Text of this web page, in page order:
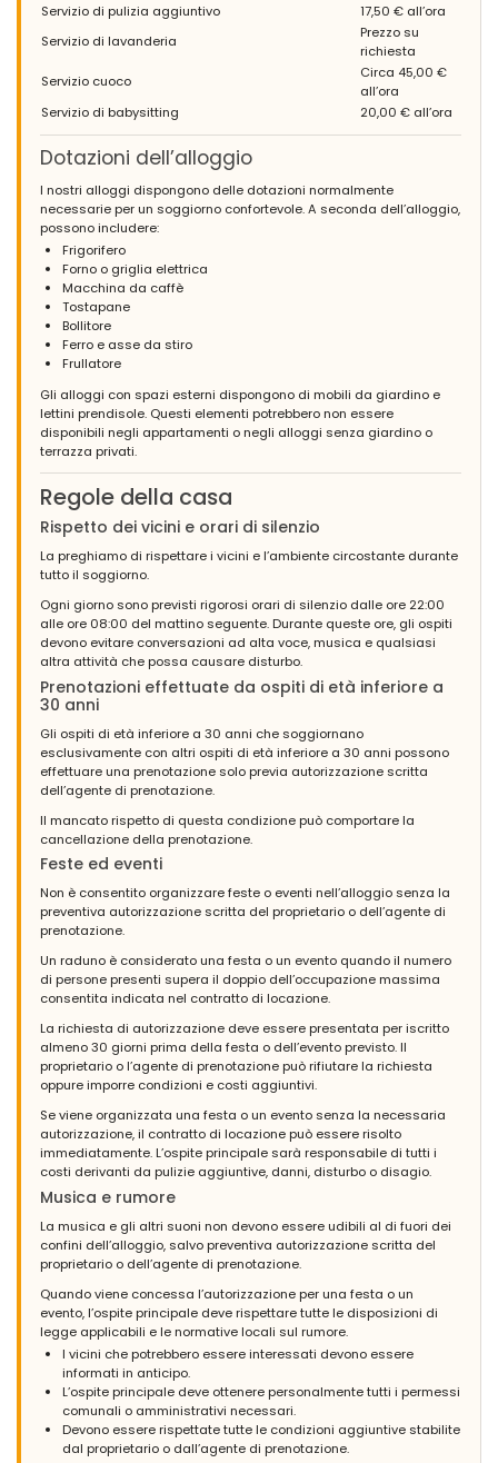
Servizio di pulizia aggiuntivo
17,50 € all’ora
Servizio di lavanderia
Prezzo su
richiesta
Servizio cuoco
Circa 45,00 €
all’ora
Servizio di babysitting
20,00 € all’ora
Dotazioni dell’alloggio
I nostri alloggi dispongono delle dotazioni normalmente
necessarie per un soggiorno confortevole. A seconda dell’alloggio,
possono includere:
Frigorifero
Forno o griglia elettrica
Macchina da caffè
Tostapane
Bollitore
Ferro e asse da stiro
Frullatore
Gli alloggi con spazi esterni dispongono di mobili da giardino e
lettini prendisole. Questi elementi potrebbero non essere
disponibili negli appartamenti o negli alloggi senza giardino o
terrazza privati.
Regole della casa
Rispetto dei vicini e orari di silenzio
La preghiamo di rispettare i vicini e l’ambiente circostante durante
tutto il soggiorno.
Ogni giorno sono previsti rigorosi orari di silenzio dalle ore 22:00
alle ore 08:00 del mattino seguente. Durante queste ore, gli ospiti
devono evitare conversazioni ad alta voce, musica e qualsiasi
altra attività che possa causare disturbo.
Prenotazioni effettuate da ospiti di età inferiore a
30 anni
Gli ospiti di età inferiore a 30 anni che soggiornano
esclusivamente con altri ospiti di età inferiore a 30 anni possono
effettuare una prenotazione solo previa autorizzazione scritta
dell’agente di prenotazione.
Il mancato rispetto di questa condizione può comportare la
cancellazione della prenotazione.
Feste ed eventi
Non è consentito organizzare feste o eventi nell’alloggio senza la
preventiva autorizzazione scritta del proprietario o dell’agente di
prenotazione.
Un raduno è considerato una festa o un evento quando il numero
di persone presenti supera il doppio dell’occupazione massima
consentita indicata nel contratto di locazione.
La richiesta di autorizzazione deve essere presentata per iscritto
almeno 30 giorni prima della festa o dell’evento previsto. Il
proprietario o l’agente di prenotazione può rifiutare la richiesta
oppure imporre condizioni e costi aggiuntivi.
Se viene organizzata una festa o un evento senza la necessaria
autorizzazione, il contratto di locazione può essere risolto
immediatamente. L’ospite principale sarà responsabile di tutti i
costi derivanti da pulizie aggiuntive, danni, disturbo o disagio.
Musica e rumore
La musica e gli altri suoni non devono essere udibili al di fuori dei
confini dell’alloggio, salvo preventiva autorizzazione scritta del
proprietario o dell’agente di prenotazione.
Quando viene concessa l’autorizzazione per una festa o un
evento, l’ospite principale deve rispettare tutte le disposizioni di
legge applicabili e le normative locali sul rumore.
I vicini che potrebbero essere interessati devono essere
informati in anticipo.
L’ospite principale deve ottenere personalmente tutti i permessi
comunali o amministrativi necessari.
Devono essere rispettate tutte le condizioni aggiuntive stabilite
dal proprietario o dall’agente di prenotazione.